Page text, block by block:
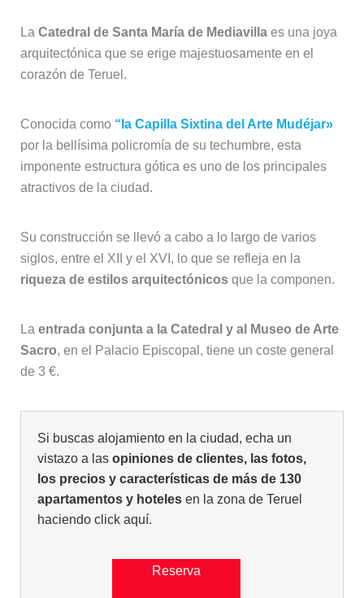
La Catedral de Santa María de Mediavillaes una joya
arquitectónica que se erige majestuosamente en el
corazón de Teruel.
Conocida como “la Capilla Sixtina del Arte Mudéjar»
por la bellísima policromía de su techumbre, esta
imponente estructura gótica es uno de los principales
atractivos de la ciudad.
Su construcción se llevó a cabo a lo largo de varios
siglos, entre el XII y el XVI, lo que se refleja en la
riqueza de estilos arquitectónicosque la componen.
La entrada conjunta a la Catedral y al Museo de Arte
Sacro, en el Palacio Episcopal, tiene un coste general
de 3 €.
Si buscas alojamiento en la ciudad, echa un
vistazo a las opiniones de clientes, las fotos,
los precios y características de más de 130
apartamentos y hotelesen la zona de Teruel
haciendo click aquí.
Reserva